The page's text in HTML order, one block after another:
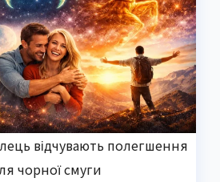
відчувають полегшення
чорної смуги